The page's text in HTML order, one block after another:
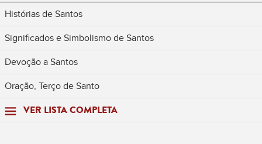
Histórias de Santos
Significados e Simbolismo de Santos
Devoção a Santos
Oração, Terço de Santo
VER LISTA COMPLETA